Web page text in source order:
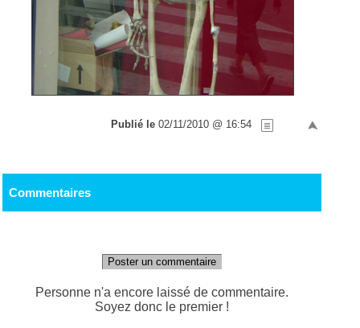
Publié le 02/11/2010 @ 16:54
Commentaires
Poster un commentaire
Personne n'a encore laissé de commentaire.
Soyez donc le premier !